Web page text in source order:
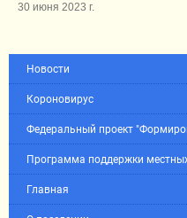
30 июня 2023 г.
Новости
Короновирус
Федеральный проект
Программа поддержки
Главная